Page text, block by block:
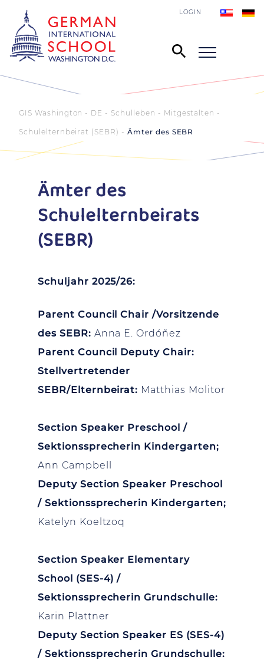
LOGIN
GIS Washington - DE Schulleben Mitgestalten
Schulelternbeirat (SEBR) Ämter des SEBR
Ämter des
Schulelternbeirats
(SEBR)
Schuljahr 2025/26:
Parent Council Chair /Vorsitzende
des SEBR: Anna E. Ordóñez
Parent Council Deputy Chair:
Stellvertretender
SEBR/Elternbeirat: Matthias Molitor
Section Speaker Preschool /
Sektionssprecherin Kindergarten;
Ann Campbell
Deputy Section Speaker Preschool
/ Sektionssprecherin Kindergarten;
Katelyn Koeltzoq
Section Speaker Elementary
School (SES-4) /
Sektionssprecherin Grundschulle:
Karin Plattner
Deputy Section Speaker ES (SES-4)
/ Sektionssprecherin Grundschulle: